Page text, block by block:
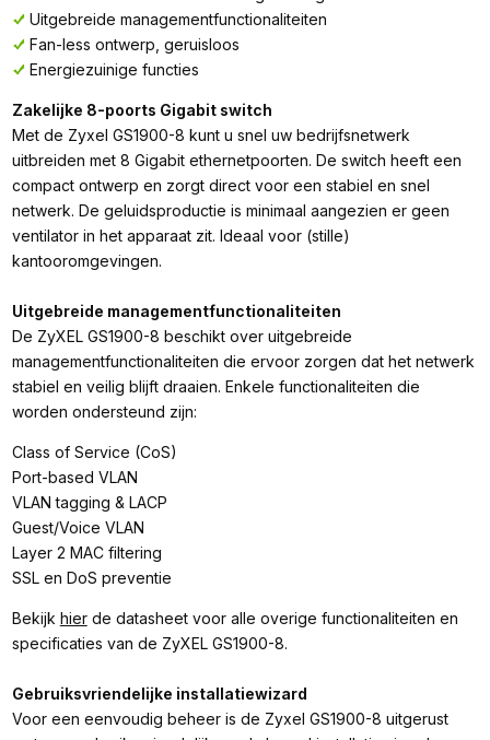
Uitgebreide managementfunctionaliteiten
Fan-less ontwerp, geruisloos
Energiezuinige functies
Zakelijke 8-poorts Gigabit switch
Met de Zyxel GS1900-8 kunt u snel uw bedrijfsnetwerk
uitbreiden met 8 Gigabit ethernetpoorten. De switch heeft een
compact ontwerp en zorgt direct voor een stabiel en snel
netwerk. De geluidsproductie is minimaal aangezien er geen
ventilator in het apparaat zit. Ideaal voor (stille)
kantooromgevingen.
Uitgebreide managementfunctionaliteiten
De ZyXEL GS1900-8 beschikt over uitgebreide
managementfunctionaliteiten die ervoor zorgen dat het netwerk
stabiel en veilig blijft draaien. Enkele functionaliteiten die
worden ondersteund zijn:
Class of Service (CoS)
Port-based VLAN
VLAN tagging & LACP
Guest/Voice VLAN
Layer 2 MAC filtering
SSL en DoS preventie
Bekijk hierde datasheet voor alle overige functionaliteiten en
specificaties van de ZyXEL GS1900-8.
Gebruiksvriendelijke installatiewizard
Voor een eenvoudig beheer is de Zyxel GS1900-8 uitgerust